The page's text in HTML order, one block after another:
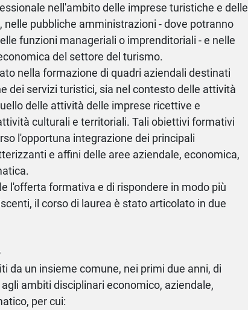
nell'ambito delle imprese turistiche e delle
pubbliche amministrazioni - dove potranno
funzioni manageriali o imprenditoriali - e nelle
del settore del turismo.
nella formazione di quadri aziendali destinati
dei servizi turistici, sia nel contesto delle attività
delle attività delle imprese ricettive e
culturali e territoriali. Tali obiettivi formativi
l'opportuna integrazione dei principali
e affini delle aree aziendale, economica,
l'offerta formativa e di rispondere in modo più
il corso di laurea è stato articolato in due
da un insieme comune, nei primi due anni, di
ambiti disciplinari economico, aziendale,
per cui: